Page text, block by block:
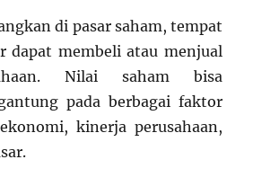
di pasar saham, tempat
dapat membeli atau menjual
Nilai saham bisa
pada berbagai faktor
kinerja perusahaan,